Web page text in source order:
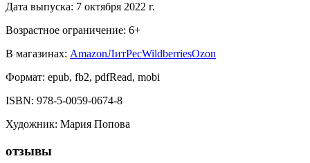
Дата выпуска: 7 октября 2022 г.
Возрастное ограничение: 6+
В магазинах: AmazonЛитРесWildberriesOzon
Формат: epub, fb2, pdfRead, mobi
ISBN: 978-5-0059-0674-8
Художник: Мария Попова
отзывы